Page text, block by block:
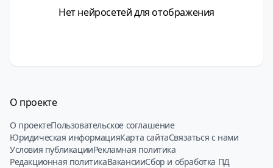
Нет нейросетей для отображения
О проекте
О проектеПользовательское соглашение
Юридическая информацияКарта сайтаСвязаться с нами
Условия публикацииРекламная политика
Редакционная политикаВакансииСбор и обработка ПД